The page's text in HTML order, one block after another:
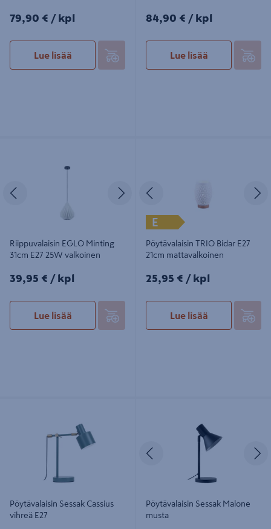
79,90€/kpl
79,90 € / kpl
Lue lisää
84,90€/kpl
84,90 € / kpl
Lue lisää
Seuraava
Riippuvalaisin EGLO Minting
31cm E27 25W valkoinen
39,95€/kpl
39,95 € / kpl
Lue lisää
E
Pöytävalaisin TRIO Bidar E27
21cm mattavalkoinen
25,95€/kpl
25,95 € / kpl
Lue lisää
Pöytävalaisin Sessak Cassius
vihreä E27
Pöytävalaisin Sessak Malone
musta